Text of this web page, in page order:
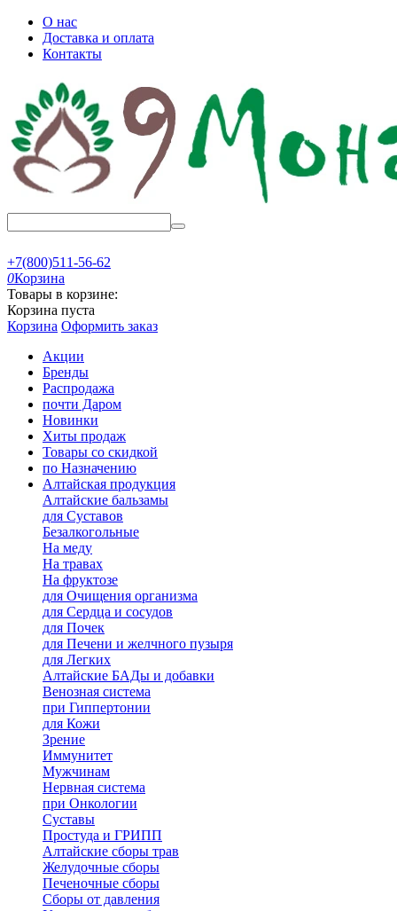
О нас
Доставка и оплата
Контакты
+7(800)511-56-62
0Корзина
Товары в корзине:
Корзина пуста
Корзина Оформить заказ
Акции
Бренды
Распродажа
почти Даром
Новинки
Хиты продаж
Товары со скидкой
по Назначению
Алтайская продукция
Алтайские бальзамы
для Суставов
Безалкогольные
На меду
На травах
На фруктозе
для Очищения организма
для Сердца и сосудов
для Почек
для Печени и желчного пузыря
для Легких
Алтайские БАДы и добавки
Венозная система
при Гиппертонии
для Кожи
Зрение
Иммунитет
Мужчинам
Нервная система
при Онкологии
Суставы
Простуда и ГРИПП
Алтайские сборы трав
Желудочные сборы
Печеночные сборы
Сборы от давления